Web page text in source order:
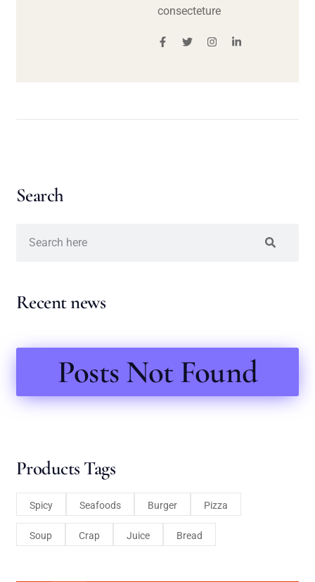
consecteture
Search
Recent news
Posts Not Found
Products Tags
Spicy Seafoods Burger Pizza
Soup Crap Juice Bread